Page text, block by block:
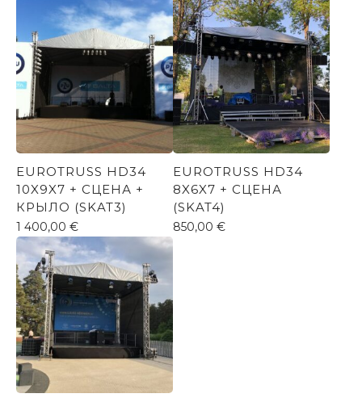
EUROTRUSS HD34
10X9X7 + СЦЕНА +
КРЫЛО (SKAT3)
1 400,00 €
EUROTRUSS HD34
8X6X7 + СЦЕНА
(SKAT4)
850,00 €